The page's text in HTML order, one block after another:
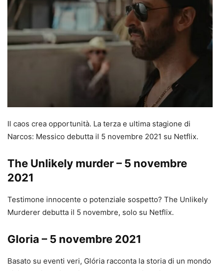
Il caos crea opportunità. La terza e ultima stagione di
Narcos: Messico debutta il 5 novembre 2021 su Netflix.
The Unlikely murder – 5 novembre
2021
Testimone innocente o potenziale sospetto? The Unlikely
Murderer debutta il 5 novembre, solo su Netflix.
Gloria – 5 novembre 2021
Basato su eventi veri, Glória racconta la storia di un mondo